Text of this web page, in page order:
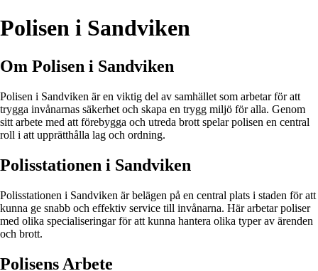
Polisen i Sandviken
Om Polisen i Sandviken
Polisen i Sandviken är en viktig del av samhället som arbetar för att
trygga invånarnas säkerhet och skapa en trygg miljö för alla. Genom
sitt arbete med att förebygga och utreda brott spelar polisen en central
roll i att upprätthålla lag och ordning.
Polisstationen i Sandviken
Polisstationen i Sandviken är belägen på en central plats i staden för att
kunna ge snabb och effektiv service till invånarna. Här arbetar poliser
med olika specialiseringar för att kunna hantera olika typer av ärenden
och brott.
Polisens Arbete